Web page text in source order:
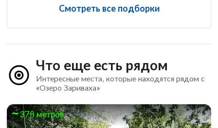
Смотреть все подборки
Что еще есть рядом
Интересные места, которые находятся рядом с
«Озеро Зариваха»
378 метров